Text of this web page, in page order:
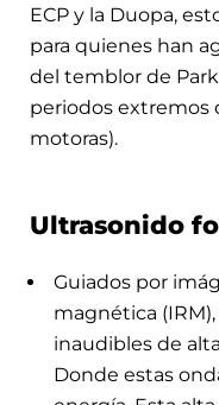
ECP y la Duopa,
para quienes han
del temblor de
periodos extremos
motoras).
Ultrasonido
Guiados por
magnética
inaudibles de
Donde estas